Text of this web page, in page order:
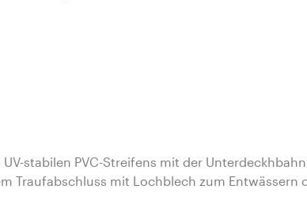
stabilen PVC-Streifens mit der Unterdeckhbahn
Traufabschluss mit Lochblech zum Entwässern